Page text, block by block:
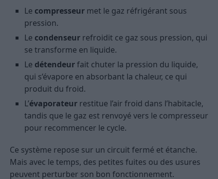
Le compresseur met le gaz réfrigérant sous
pression.
Le condenseur refroidit ce gaz sous pression, qui
se transforme en liquide.
Le détendeurfait chuter la pression du liquide,
qui s’évapore en absorbant la chaleur, ce qui
produit du froid.
L’évaporateur restitue l’air froid dans l’habitacle,
tandis que le gaz est renvoyé vers le compresseur
pour recommencer le cycle.
Ce système repose sur un circuit fermé et étanche.
Mais avec le temps, des petites fuites ou des usures
peuvent perturber son bon fonctionnement.